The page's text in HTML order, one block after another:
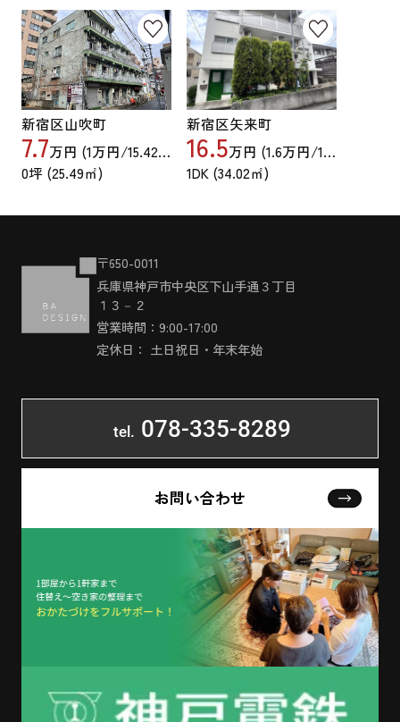
新宿区山吹町
7.7万円 (1万円/15.42坪)
0坪 (25.49㎡)
新宿区矢来町
16.5万円 (1.6万円/15.42坪)
1DK (34.02㎡)
〒650-0011
兵庫県神戸市中央区下山手通３丁目
１３－２
営業時間：9:00-17:00
定休日： 土日祝日・年末年始
tel. 078-335-8289
お問い合わせ